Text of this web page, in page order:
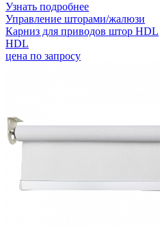
Узнать подробнее
Управление шторами/жалюзи
Карниз для приводов штор HDL
HDL
цена по запросу